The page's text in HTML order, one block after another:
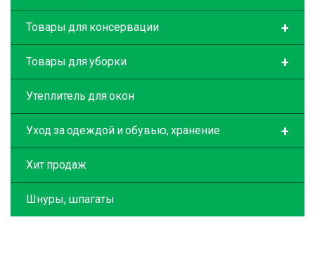
+
Товары для консервации
+
Товары для уборки
Утеплитель для окон
+
Уход за одеждой и обувью, хранение
Хит продаж
Шнуры, шпагаты